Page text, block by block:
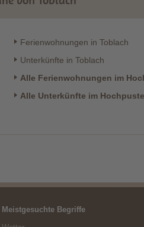
Ferienwohnungen in Toblach
Unterkünfte in Toblach
Alle Ferienwohnungen im
Alle Unterkünfte im
Meistgesuchte Begriffe